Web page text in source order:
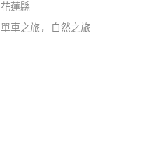
花蓮縣
單車之旅, 自然之旅